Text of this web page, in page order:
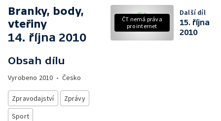
Branky, body,
vteřiny
14. října 2010
Obsah dílu
Vyrobeno 2010 • Česko
Zpravodajství
Zprávy
Sport
ČT nemá práva
pro internet
Další díl
15. října
2010